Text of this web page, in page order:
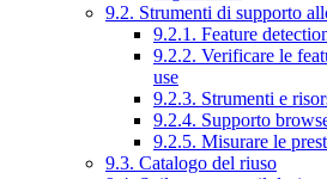
9.2. Strumenti di supporto
9.2.1. Feature
9.2.2. Verificare le
use
9.2.3. Strumenti e
9.2.4. Supporto
9.2.5. Misurare le
9.3. Catalogo del riuso